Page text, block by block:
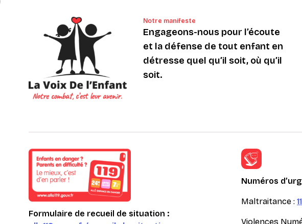
Notre manifeste
Engageons-nous pour l’écoute
et la défense de tout enfant en
détresse quel qu’il soit, où qu’il
soit.
Formulaire de recueil de situation :
Numéros
Maltraitance :
Violences